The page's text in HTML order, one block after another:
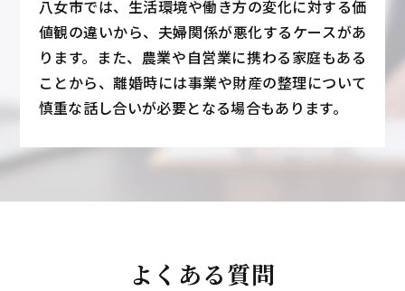
八女市では、生活環境や働き方の変化に対する価
値観の違いから、夫婦関係が悪化するケースがあ
ります。また、農業や自営業に携わる家庭もある
ことから、離婚時には事業や財産の整理について
慎重な話し合いが必要となる場合もあります。
よくある質問